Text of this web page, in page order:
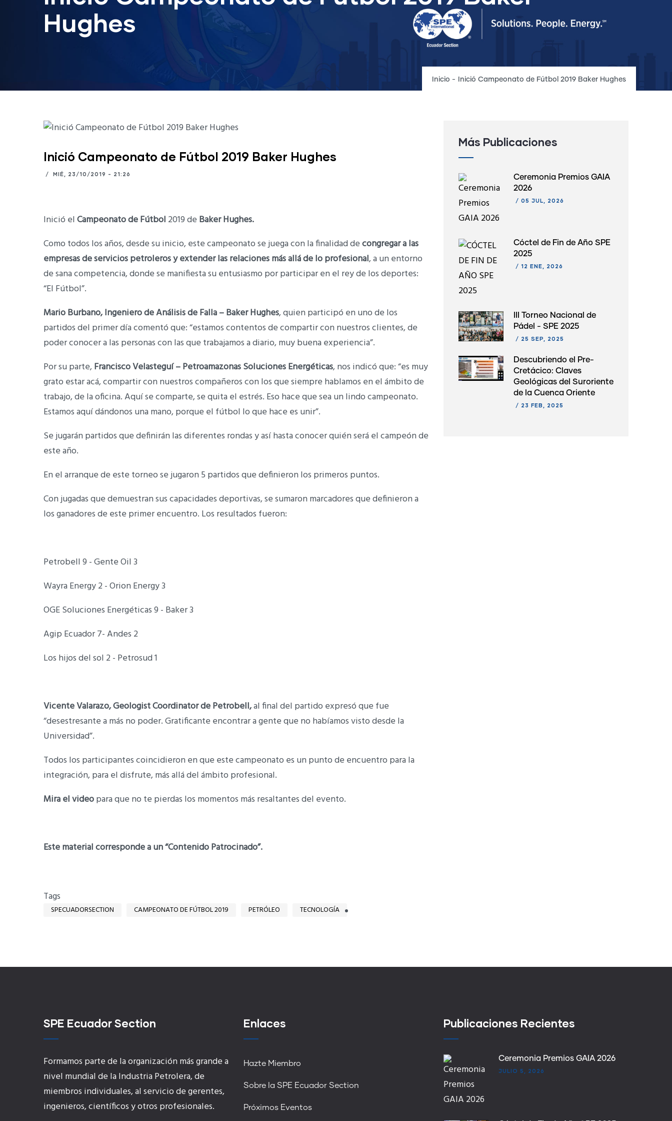
Hughes
Inicio - Inició Campeonato de Fútbol 2019 Baker Hughes
Inició Campeonato de Fútbol 2019 Baker Hughes
/ MIÉ, 23/10/2019 - 21:26
Inició elCampeonato de Fútbol 2019 de Baker Hughes.
Como todos los años, desde su inicio, este campeonato se juega con la finalidad decongregar a las
empresas de servicios petroleros y extender las relaciones más allá de lo profesional, a un entorno
de sana competencia, donde se manifiesta su entusiasmo por participar en el rey de los deportes:
“El Fútbol”.
Mario Burbano, Ingeniero de Análisis de Falla – Baker Hughes, quien participó en uno de los
partidos del primer día comentó que: “estamos contentos de compartir con nuestros clientes, de
poder conocer a las personas con las que trabajamos a diario, muy buena experiencia”.
Por su parte,Francisco Velasteguí – Petroamazonas Soluciones Energéticas, nos indicó que: “es muy
grato estar acá, compartir con nuestros compañeros con los que siempre hablamos en el ámbito de
trabajo, de la oficina. Aquí se comparte, se quita el estrés. Eso hace que sea un lindo campeonato.
Estamos aquí dándonos una mano, porque el fútbol lo que hace es unir”.
Se jugarán partidos que definirán las diferentes rondas y así hasta conocer quién será el campeón de
este año.
En el arranque de este torneo se jugaron 5 partidos que definieron los primeros puntos.
Con jugadas que demuestran sus capacidades deportivas, se sumaron marcadores que definieron a
los ganadores de este primer encuentro. Los resultados fueron:
Petrobell 9 - Gente Oil 3
Wayra Energy 2 - Orion Energy 3
OGE Soluciones Energéticas 9 - Baker 3
Agip Ecuador 7- Andes 2
Los hijos del sol 2 - Petrosud 1
Vicente Valarazo, Geologist Coordinator de Petrobell,al final del partido expresó que fue
“desestresante a más no poder. Gratificante encontrar a gente que no habíamos visto desde la
Universidad”.
Todos los participantes coincidieron en que este campeonato es un punto de encuentro para la
integración, para el disfrute, más allá del ámbito profesional.
Mira el videopara que no te pierdas los momentos más resaltantes del evento.
Este material corresponde a un “Contenido Patrocinado”.
Tags
SPECUADORSECTION CAMPEONATO DE FÚTBOL 2019 PETRÓLEO TECNOLOGÍA
Más Publicaciones
Ceremonia Premios GAIA
2026
/ 05 JUL, 2026
Cóctel de Fin de Año SPE
2025
/ 12 ENE, 2026
III Torneo Nacional de
Pádel - SPE 2025
/ 25 SEP, 2025
Descubriendo el Pre-
Cretácico: Claves
Geológicas del Suroriente
de la Cuenca Oriente
/ 23 FEB, 2025
SPE Ecuador Section
Formamos parte de la organización más grande a
nivel mundial de la Industria Petrolera, de
miembros individuales, al servicio de gerentes,
ingenieros, científicos y otros profesionales.
Enlaces
Hazte Miembro
Sobre la SPE Ecuador Section
Próximos Eventos
Publicaciones Recientes
Ceremonia Premios GAIA 2026
JULIO 5, 2026